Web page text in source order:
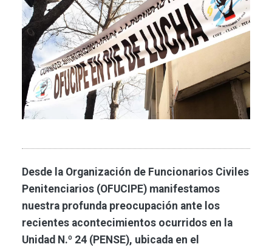
Desde la Organización de Funcionarios Civiles
Penitenciarios (OFUCIPE) manifestamos
nuestra profunda preocupación ante los
recientes acontecimientos ocurridos en la
Unidad N.º 24 (PENSE), ubicada en el